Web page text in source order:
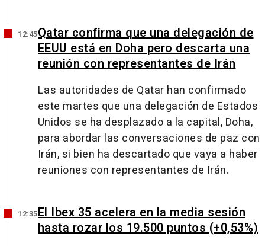
12:45Qatar confirma que una delegación de
EEUU está en Doha pero descarta una
reunión con representantes de Irán
Las autoridades de Qatar han confirmado
este martes que una delegación de Estados
Unidos se ha desplazado a la capital, Doha,
para abordar las conversaciones de paz con
Irán, si bien ha descartado que vaya a haber
reuniones con representantes de Irán.
12:35El Ibex 35 acelera en la media sesión
hasta rozar los 19.500 puntos (+0,53%)